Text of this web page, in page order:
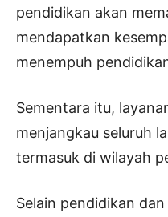
pendidikan akan
mendapatkan
menempuh
Sementara itu,
menjangkau seluruh
termasuk di wilayah
Selain pendidikan